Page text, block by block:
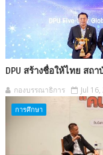
DPU สร้างชื่อให้ไทย สถ
กองบรรณาธิการ Jul
การศึกษา